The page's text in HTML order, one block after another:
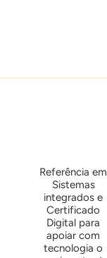
Referência em
Sistemas
integrados e
Certificado
Digital para
apoiar com
tecnologia o